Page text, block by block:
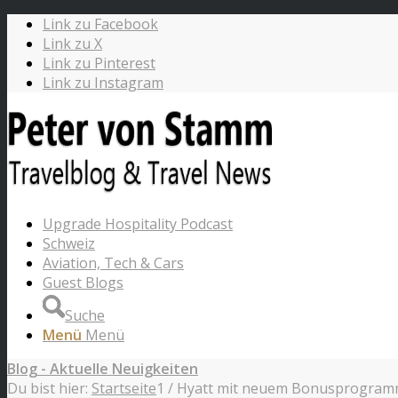
Link zu Facebook
Link zu X
Link zu Pinterest
Link zu Instagram
Upgrade Hospitality Podcast
Schweiz
Aviation, Tech & Cars
Guest Blogs
Suche
Menü Menü
Blog - Aktuelle Neuigkeiten
Du bist hier: Startseite1 / Hyatt mit neuem